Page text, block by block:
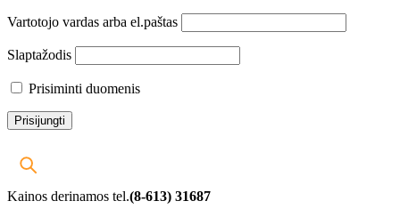
Vartotojo vardas arba el.paštas
Slaptažodis
Prisiminti duomenis
Kainos derinamos tel.(8-613) 31687